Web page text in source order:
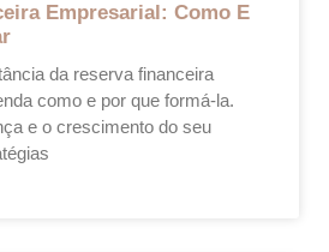
Empresarial: Como E
da reserva financeira
como e por que formá-la.
e o crescimento do seu